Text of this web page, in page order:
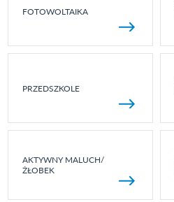
FOTOWOLTAIKA
PRZEDSZKOLE
AKTYWNY MALUCH/
ŻŁOBEK